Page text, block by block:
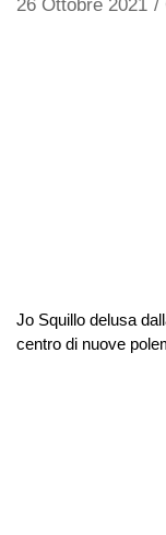
26 Ottobre 2021 /
Jo Squillo delusa
centro di nuove